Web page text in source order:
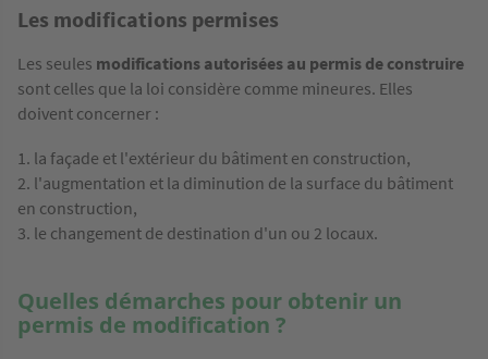
Les modifications permises
Les seules modifications autorisées au permis de construire
sont celles que la loi considère comme mineures. Elles
doivent concerner :
la façade et l'extérieur du bâtiment en construction,
l'augmentation et la diminution de la surface du bâtiment
en construction,
le changement de destination d'un ou 2 locaux.
Quelles démarches pour obtenir un
permis de modification ?